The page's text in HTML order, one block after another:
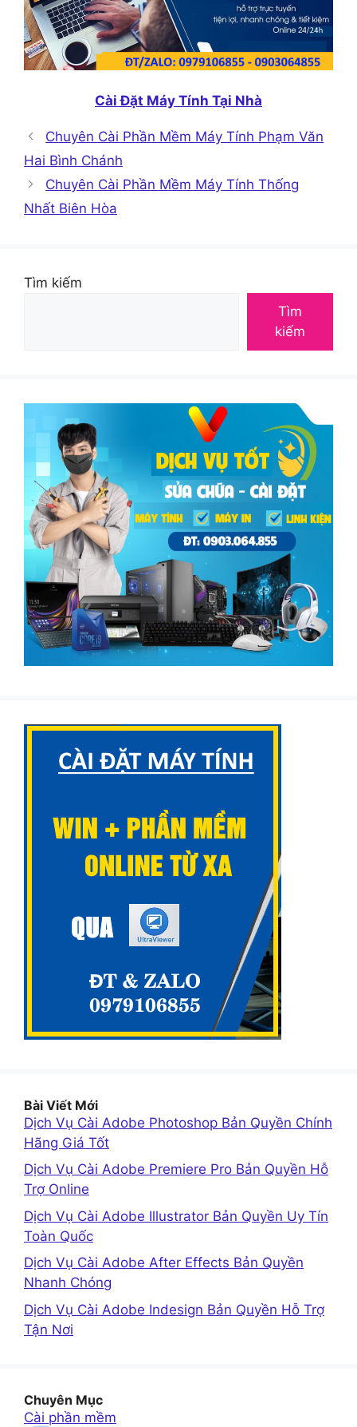
Cài Đặt Máy Tính Tại Nhà
Chuyên Cài Phần Mềm Máy Tính Phạm Văn
Hai Bình Chánh
Chuyên Cài Phần Mềm Máy Tính Thống
Nhất Biên Hòa
Tìm kiếm
Tìm
kiếm
Bài Viết Mới
Dịch Vụ Cài Adobe Photoshop Bản Quyền Chính
Hãng Giá Tốt
Dịch Vụ Cài Adobe Premiere Pro Bản Quyền Hỗ
Trợ Online
Dịch Vụ Cài Adobe Illustrator Bản Quyền Uy Tín
Toàn Quốc
Dịch Vụ Cài Adobe After Effects Bản Quyền
Nhanh Chóng
Dịch Vụ Cài Adobe Indesign Bản Quyền Hỗ Trợ
Tận Nơi
Chuyên Mục
Cài phần mềm